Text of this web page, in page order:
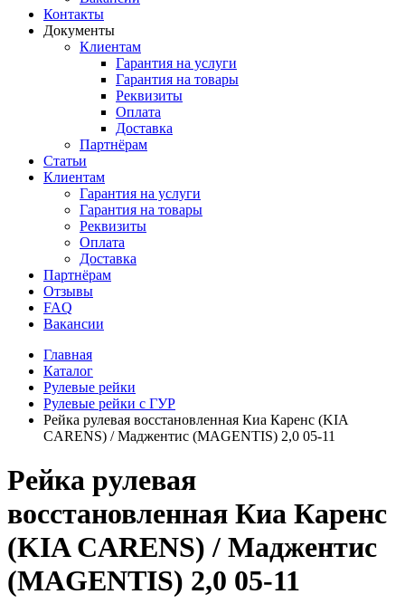
Контакты
Документы
Клиентам
Гарантия на услуги
Гарантия на товары
Реквизиты
Оплата
Доставка
Партнёрам
Статьи
Клиентам
Гарантия на услуги
Гарантия на товары
Реквизиты
Оплата
Доставка
Партнёрам
Отзывы
FAQ
Вакансии
Главная
Каталог
Рулевые рейки
Рулевые рейки с ГУР
Рейка рулевая восстановленная Киа Каренс (KIA
CARENS) / Маджентис (MAGENTIS) 2,0 05-11
Рейка рулевая
восстановленная Киа Каренс
(KIA CARENS) / Маджентис
(MAGENTIS) 2,0 05-11